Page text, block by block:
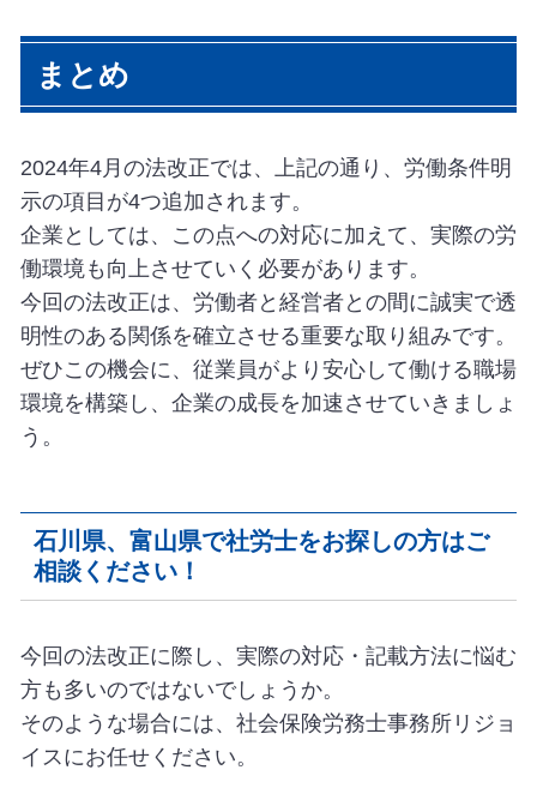
まとめ
2024年4月の法改正では、上記の通り、労働条件明
示の項目が4つ追加されます。
企業としては、この点への対応に加えて、実際の労
働環境も向上させていく必要があります。
今回の法改正は、労働者と経営者との間に誠実で透
明性のある関係を確立させる重要な取り組みです。
ぜひこの機会に、従業員がより安心して働ける職場
環境を構築し、企業の成長を加速させていきましょ
う。
石川県、富山県で社労士をお探しの方はご
相談ください！
今回の法改正に際し、実際の対応・記載方法に悩む
方も多いのではないでしょうか。
そのような場合には、社会保険労務士事務所リジョ
イスにお任せください。